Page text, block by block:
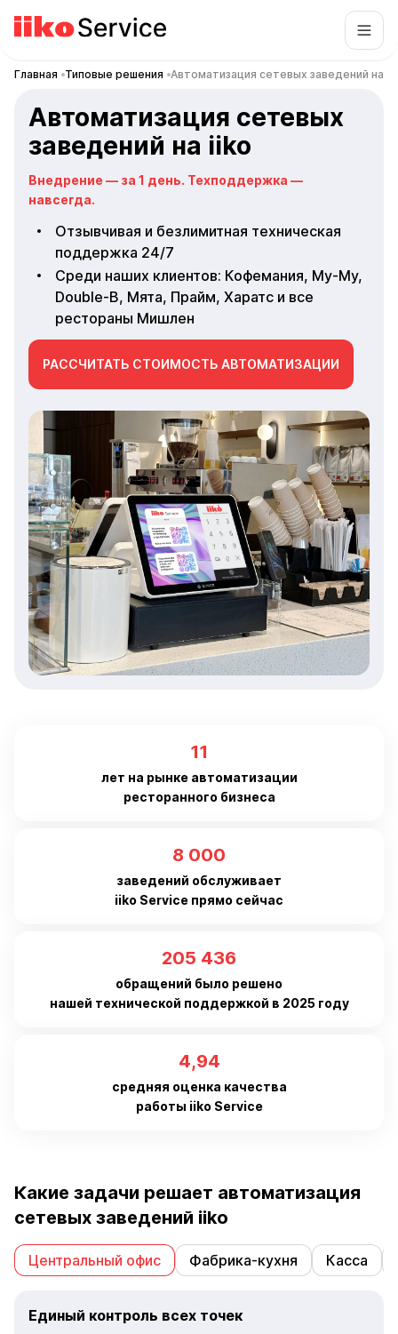
Главная Типовые решения Автоматизация сетевых заведений на
Автоматизация сетевых
заведений на iiko
Внедрение — за 1 день. Техподдержка —
навсегда.
Отзывчивая и безлимитная техническая
поддержка 24/7
Среди наших клиентов: Кофемания, Му-Му,
Double-B, Мята, Прайм, Харатс и все
рестораны Мишлен
РАССЧИТАТЬ СТОИМОСТЬ АВТОМАТИЗАЦИИ
11
лет на рынке автоматизации
ресторанного бизнеса
8 000
заведений обслуживает
iiko Service прямо сейчас
205 436
обращений было решено
нашей технической поддержкой в 2025 году
4,94
средняя оценка качества
работы iiko Service
Какие задачи решает автоматизация
сетевых заведений iiko
Центральный офис Фабрика-кухня Касса
Единый контроль всех точек